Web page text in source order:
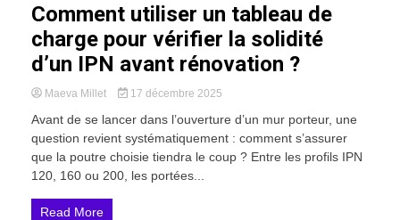
Comment utiliser un tableau de
charge pour vérifier la solidité
d’un IPN avant rénovation ?
Maeva Millet 17 décembre 2025
Avant de se lancer dans l’ouverture d’un mur porteur, une
question revient systématiquement : comment s’assurer
que la poutre choisie tiendra le coup ? Entre les profils IPN
120, 160 ou 200, les portées...
Read More